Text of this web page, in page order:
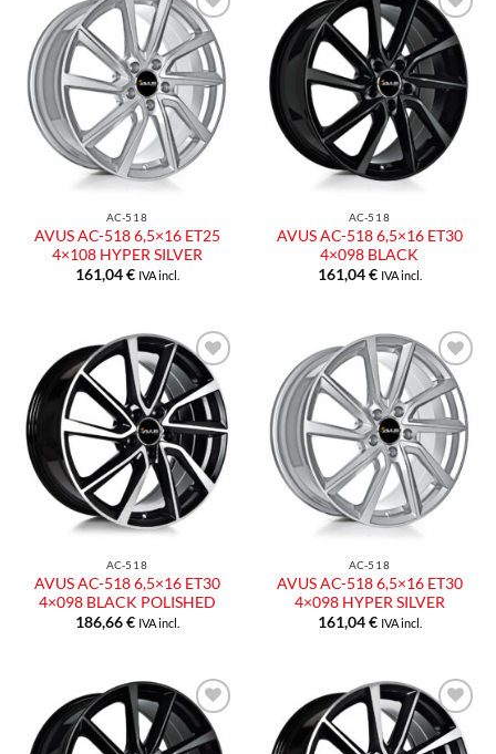
Aggiungi
alla lista
dei
desideri
AC-518
AVUS AC-518 6,5×16 ET25
4×108 HYPER SILVER
161,04€ IVA incl.
Aggiungi
alla lista
dei
desideri
AC-518
AVUS AC-518 6,5×16 ET30
4×098 BLACK
161,04€ IVA incl.
AC-518
AVUS AC-518 6,5×16 ET30
4×098 BLACK POLISHED
186,66€ IVA incl.
AC-518
AVUS AC-518 6,5×16 ET30
4×098 HYPER SILVER
161,04€ IVA incl.